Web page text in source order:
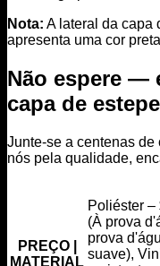
Nota: A lateral da capa
apresenta uma cor
Não espere —
capa de
Junte-se a centenas
nós pela qualidade,
PREÇO |
MATERIAL
Poliéster
(À prova
prova
suave),